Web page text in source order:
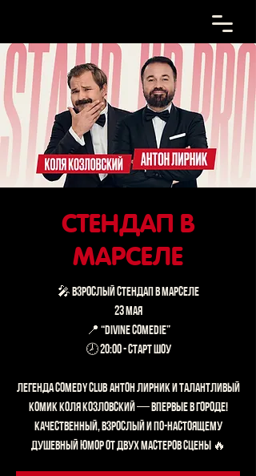
СТЕНДАП В
МАРСЕЛЕ
🎤 ВЗРОСЛЫЙ СТЕНДАП В МАРСЕЛЕ
23 мая
📍 “Divine Comedie”
🕗 20:00 - старт шоу
Легенда Comedy Club Антон Лирник и талантливый
комик Коля Козловский — впервые в городе!
Качественный, взрослый и по-настоящему
душевный юмор от двух мастеров сцены 🔥